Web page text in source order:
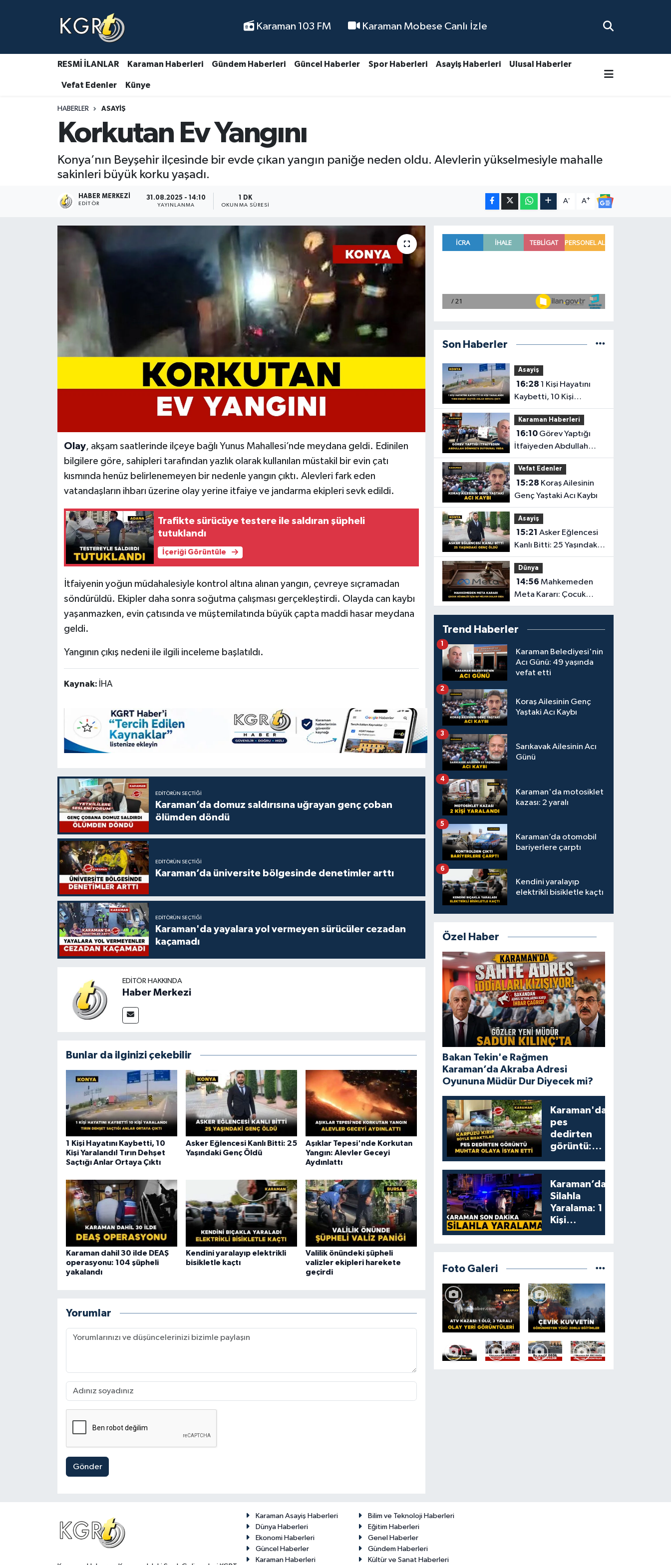
Karaman 103 FM Karaman Mobese Canlı İzle
RESMİ İLANLAR Karaman Haberleri Gündem Haberleri Güncel Haberler Spor Haberleri Asayiş Haberleri Ulusal Haberler
Vefat Edenler Künye
HABERLER ASAYIŞ
Korkutan Ev Yangını
Konya’nın Beyşehir ilçesinde bir evde çıkan yangın paniğe neden oldu. Alevlerin yükselmesiyle mahalle
sakinleri büyük korku yaşadı.
HABER MERKEZI
EDITÖR
31.08.2025 - 14:10
YAYINLANMA
1 DK
OKUNMA SÜRESI
A- A+
Olay, akşam saatlerinde ilçeye bağlı Yunus Mahallesi’nde meydana geldi. Edinilen
bilgilere göre, sahipleri tarafından yazlık olarak kullanılan müstakil bir evin çatı
kısmında henüz belirlenemeyen bir nedenle yangın çıktı. Alevleri fark eden
vatandaşların ihbarı üzerine olay yerine itfaiye ve jandarma ekipleri sevk edildi.
Trafikte sürücüye testere ile saldıran şüpheli
tutuklandı
İçeriği Görüntüle
İtfaiyenin yoğun müdahalesiyle kontrol altına alınan yangın, çevreye sıçramadan
söndürüldü. Ekipler daha sonra soğutma çalışması gerçekleştirdi. Olayda can kaybı
yaşanmazken, evin çatısında ve müştemilatında büyük çapta maddi hasar meydana
geldi.
Yangının çıkış nedeni ile ilgili inceleme başlatıldı.
Kaynak: İHA
EDITÖRÜN SEÇTIĞI
Karaman’da domuz saldırısına uğrayan genç çoban
ölümden döndü
EDITÖRÜN SEÇTIĞI
Karaman’da üniversite bölgesinde denetimler arttı
EDITÖRÜN SEÇTIĞI
Karaman'da yayalara yol vermeyen sürücüler cezadan
kaçamadı
EDITÖR HAKKINDA
Haber Merkezi
Bunlar da ilginizi çekebilir
1 Kişi Hayatını Kaybetti, 10
Kişi Yaralandı! Tırın Dehşet
Saçtığı Anlar Ortaya Çıktı
Asker Eğlencesi Kanlı Bitti: 25
Yaşındaki Genç Öldü
Aşıklar Tepesi'nde Korkutan
Yangın: Alevler Geceyi
Aydınlattı
Karaman dahil 30 ilde DEAŞ
operasyonu: 104 şüpheli
yakalandı
Kendini yaralayıp elektrikli
bisikletle kaçtı
Valilik önündeki şüpheli
valizler ekipleri harekete
geçirdi
Yorumlar
Gönder
Son Haberler
Asayiş
16:28
Kaybetti, 10 Kişi
Yaralandı! Tırın Dehşet
Saçtığı Anlar Ortaya
Çıktı
Karaman Haberleri
16:10Görev Yaptığı
İtfaiyeden Abdullah
Dönmez'e Duygusal
Veda
Vefat Edenler
15:28
Genç Yaştaki Acı Kaybı
Asayiş
15:21
Kanlı Bitti: 25 Yaşındaki
Genç Öldü
Dünya
14:56
Meta Kararı: Çocuk
Güvenliği İçin 567
Trend Haberler
Karaman Belediyesi'nin
Acı Günü: 49 yaşında
vefat etti
1
Koraş Ailesinin Genç
Yaştaki Acı Kaybı
2
Sarıkavak Ailesinin Acı
Günü
3
Karaman'da motosiklet
kazası: 2 yaralı
4
Karaman’da otomobil
bariyerlere çarptı
5
Kendini yaralayıp
elektrikli bisikletle kaçtı
6
Özel Haber
Bakan Tekin'e Rağmen
Karaman’da Akraba Adresi
Oyununa Müdür Dur Diyecek mi?
Karaman'da
pes
dedirten
görüntü:
yumruklayıp
yediler,
artıklarını
kamelyada
bıraktılar
Karaman’da
Silahla
Yaralama: 1
Kişi
Foto Galeri
Karaman Asayiş Haberleri
Bilim ve Teknoloji Haberleri
Dünya Haberleri
Eğitim Haberleri
Ekonomi Haberleri
Genel Haberler
Güncel Haberler
Gündem Haberleri
Karaman Haberleri
Kültür ve Sanat Haberleri
Karaman Haberleri
Gündem Haberleri
Güncel Haberler
Asayiş Haberleri
Ulusal Haberler